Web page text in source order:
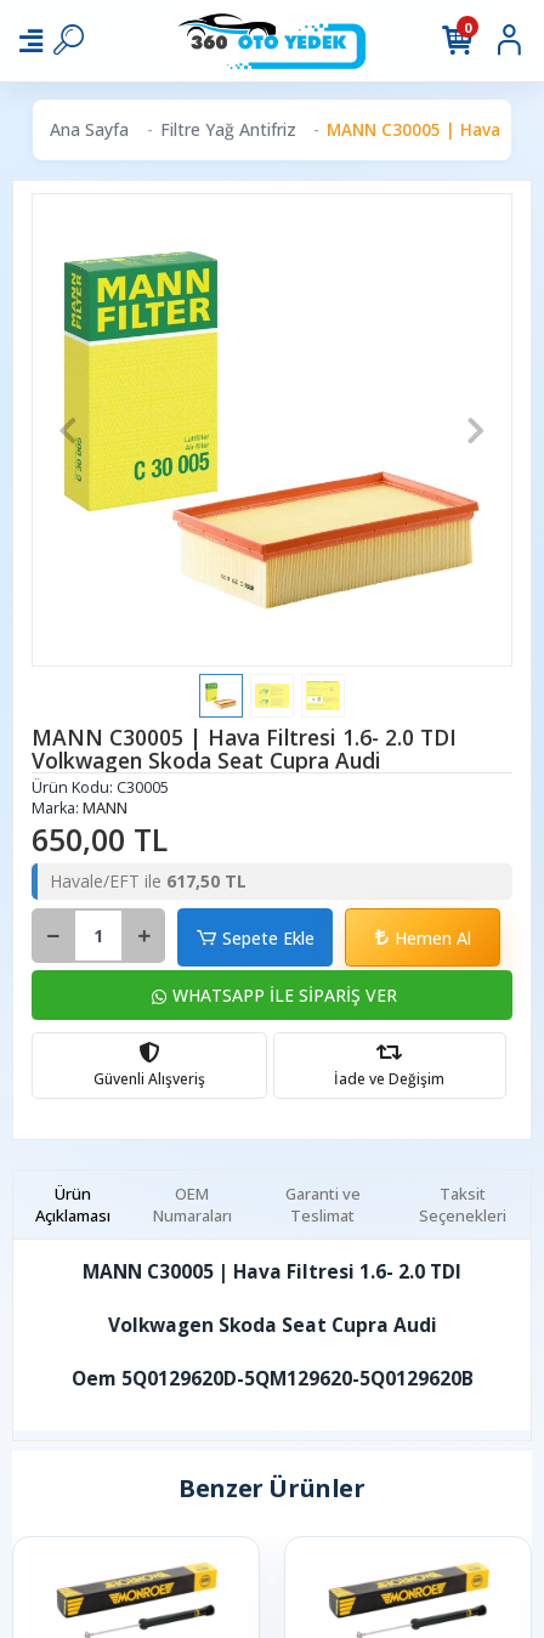
0
Ana Sayfa Filtre Yağ Antifriz MANN C30005 | Hava
MANN C30005 | Hava Filtresi 1.6- 2.0 TDI
Volkwagen Skoda Seat Cupra Audi
Ürün Kodu: C30005
Marka: MANN
650,00 TL
Havale/EFT ile 617,50 TL
Sepete Ekle Hemen Al
WHATSAPP İLE SİPARİŞ VER
Güvenli Alışveriş İade ve Değişim
Ürün
Açıklaması
Garanti ve
Teslimat
Taksit
Seçenekleri
OEM
Numaraları
MANN C30005 | Hava Filtresi 1.6- 2.0 TDI
Volkwagen Skoda Seat Cupra Audi
Oem 5Q0129620D-5QM129620-5Q0129620B
Benzer Ürünler